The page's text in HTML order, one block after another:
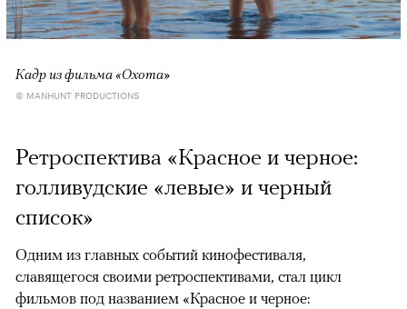
Кадр из фильма «Охота»
© MANHUNT PRODUCTIONS
Ретроспектива «Красное и черное:
голливудские «левые» и черный
список»
Одним из главных событий кинофестиваля,
славящегося своими ретроспективами, стал цикл
фильмов под названием «Красное и черное: